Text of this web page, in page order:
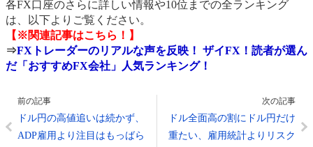
各FX口座のさらに詳しい情報や10位までの全ランキング
は、以下よりご覧ください。
【※関連記事はこちら！】
⇒FXトレーダーのリアルな声を反映！ ザイFX！読者が選ん
だ「おすすめFX会社」人気ランキング！
前の記事
ドル円の高値追いは続かず、
ADP雇用より注目はもっばら
次の記事
ドル全面高の割にドル円だけ
重たい、雇用統計よりリスク